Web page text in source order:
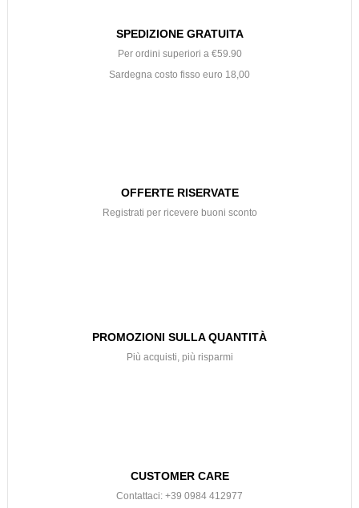
SPEDIZIONE GRATUITA
Per ordini superiori a €59.90
Sardegna costo fisso euro 18,00
OFFERTE RISERVATE
Registrati per ricevere buoni sconto
PROMOZIONI SULLA QUANTITÀ
Più acquisti, più risparmi
CUSTOMER CARE
Contattaci: +39 0984 412977